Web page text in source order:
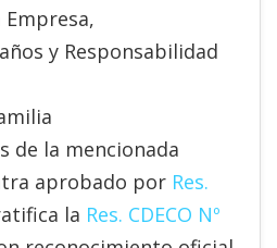
y Responsabilidad
de la mencionada
aprobado por Res.
la Res. CDECO Nº